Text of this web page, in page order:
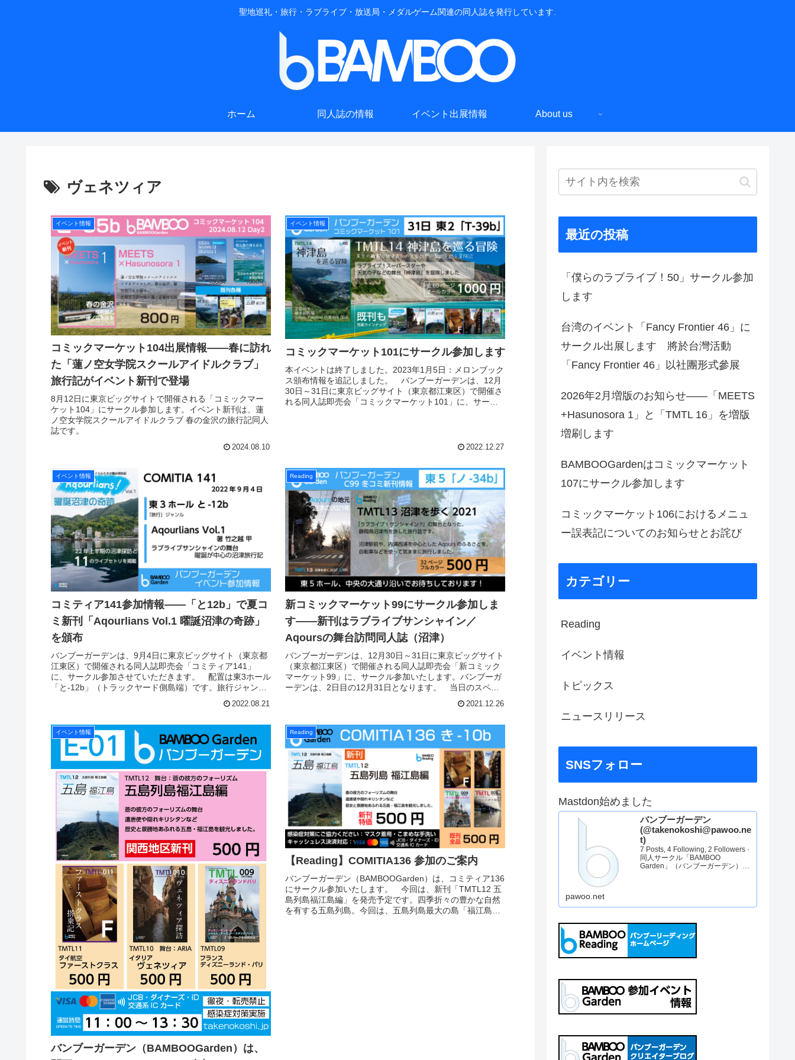
聖地巡礼・旅行・ラブライブ・放送局・メダルゲーム関連の同人誌を発行しています.
ホーム 同人誌の情報 イベント出展情報 About us
ヴェネツィア
イベント情報
コミックマーケット104出展情報――春に訪れ
た「蓮ノ空女学院スクールアイドルクラブ」
旅行記がイベント新刊で登場
8月12日に東京ビッグサイトで開催される「コミックマー
ケット104」にサークル参加します。イベント新刊は、蓮
ノ空女学院スクールアイドルクラブ 春の金沢の旅行記同人
誌です。
2024.08.10
イベント情報
コミックマーケット101にサークル参加します
本イベントは終了しました。2023年1月5日：メロンブック
ス頒布情報を追記しました。 バンブーガーデンは、12月
30日～31日に東京ビッグサイト（東京都江東区）で開催さ
れる同人誌即売会「コミックマーケット101」に、サーク
2022.12.27
イベント情報
コミティア141参加情報――「と12b」で夏コ
ミ新刊「Aqourlians Vol.1 曜誕沼津の奇跡」
を頒布
バンブーガーデンは、9月4日に東京ビッグサイト（東京都
江東区）で開催される同人誌即売会「コミティア141」
に、サークル参加させていただきます。 配置は東3ホール
「と-12b」（トラックヤード側島端）です。旅行ジャンル
2022.08.21
Reading
新コミックマーケット99にサークル参加しま
す――新刊はラブライブサンシャイン／
Aqoursの舞台訪問同人誌（沼津）
バンブーガーデンは、12月30日～31日に東京ビッグサイト
（東京都江東区）で開催される同人誌即売会「新コミック
マーケット99」に、サークル参加いたします。バンブーガ
ーデンは、2日目の12月31日となります。 当日のスペー
2021.12.26
イベント情報
バンブーガーデン（BAMBOOGarden）は、
Reading
【Reading】COMITIA136 参加のご案内
バンブーガーデン（BAMBOOGarden）は、コミティア136
にサークル参加いたします。 今回は、新刊「TMTL12 五
島列島福江島編」を発売予定です。四季折々の豊かな自然
を有する五島列島。今回は、五島列島最大の島「福江島」
最近の投稿
「僕らのラブライブ！50」サークル参加
します
台湾のイベント「Fancy Frontier 46」に
サークル出展します 將於台灣活動
「Fancy Frontier 46」以社團形式參展
2026年2月増版のお知らせ――「MEETS
+Hasunosora 1」と「TMTL 16」を増版
増刷します
BAMBOOGardenはコミックマーケット
107にサークル参加します
コミックマーケット106におけるメニュ
ー誤表記についてのお知らせとお詫び
カテゴリー
Reading
イベント情報
トピックス
ニュースリリース
SNSフォロー
Mastdon始めました
バンブーガーデン
(@takenokoshi@pawoo.ne
t)
7 Posts, 4 Following, 2 Followers ·
同人サークル「BAMBOO
Garden」（バンブーガーデン）の
pawoo.net